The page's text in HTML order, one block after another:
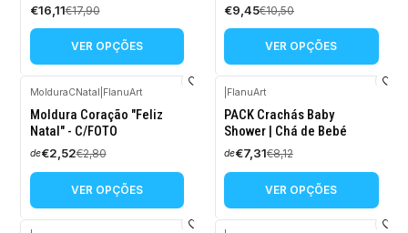
€16,11€17,90
VER OPÇÕES
€9,45€10,50
VER OPÇÕES
-10%
DESCONTO
MolduraCNatal FlanuArt
Moldura Coração "Feliz
Natal" - C/FOTO
de€2,52€2,80
VER OPÇÕES
-10%
DESCONTO
FlanuArt
PACK Crachás Baby
Shower | Chá de Bebé
de€7,31€8,12
VER OPÇÕES